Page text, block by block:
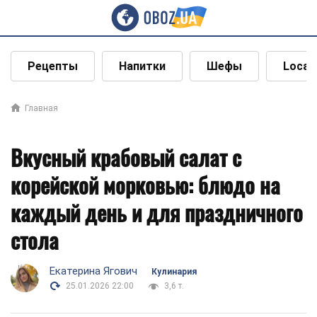
Рецепты Напитки Шефы Local
Главная
Вкусный крабовый салат с
корейской морковью: блюдо на
каждый день и для праздничного
стола
Екатерина Ягович
Кулинария
25.01.2026 22:00
3,6 т.